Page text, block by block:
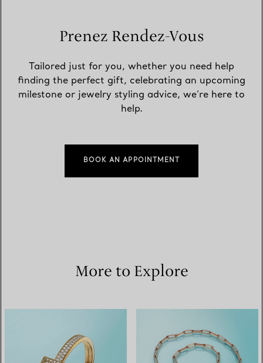
Prenez Rendez-Vous
Tailored just for you, whether you need help
finding the perfect gift, celebrating an upcoming
milestone or jewelry styling advice, we’re here to
help.
BOOK AN APPOINTMENT
More to Explore